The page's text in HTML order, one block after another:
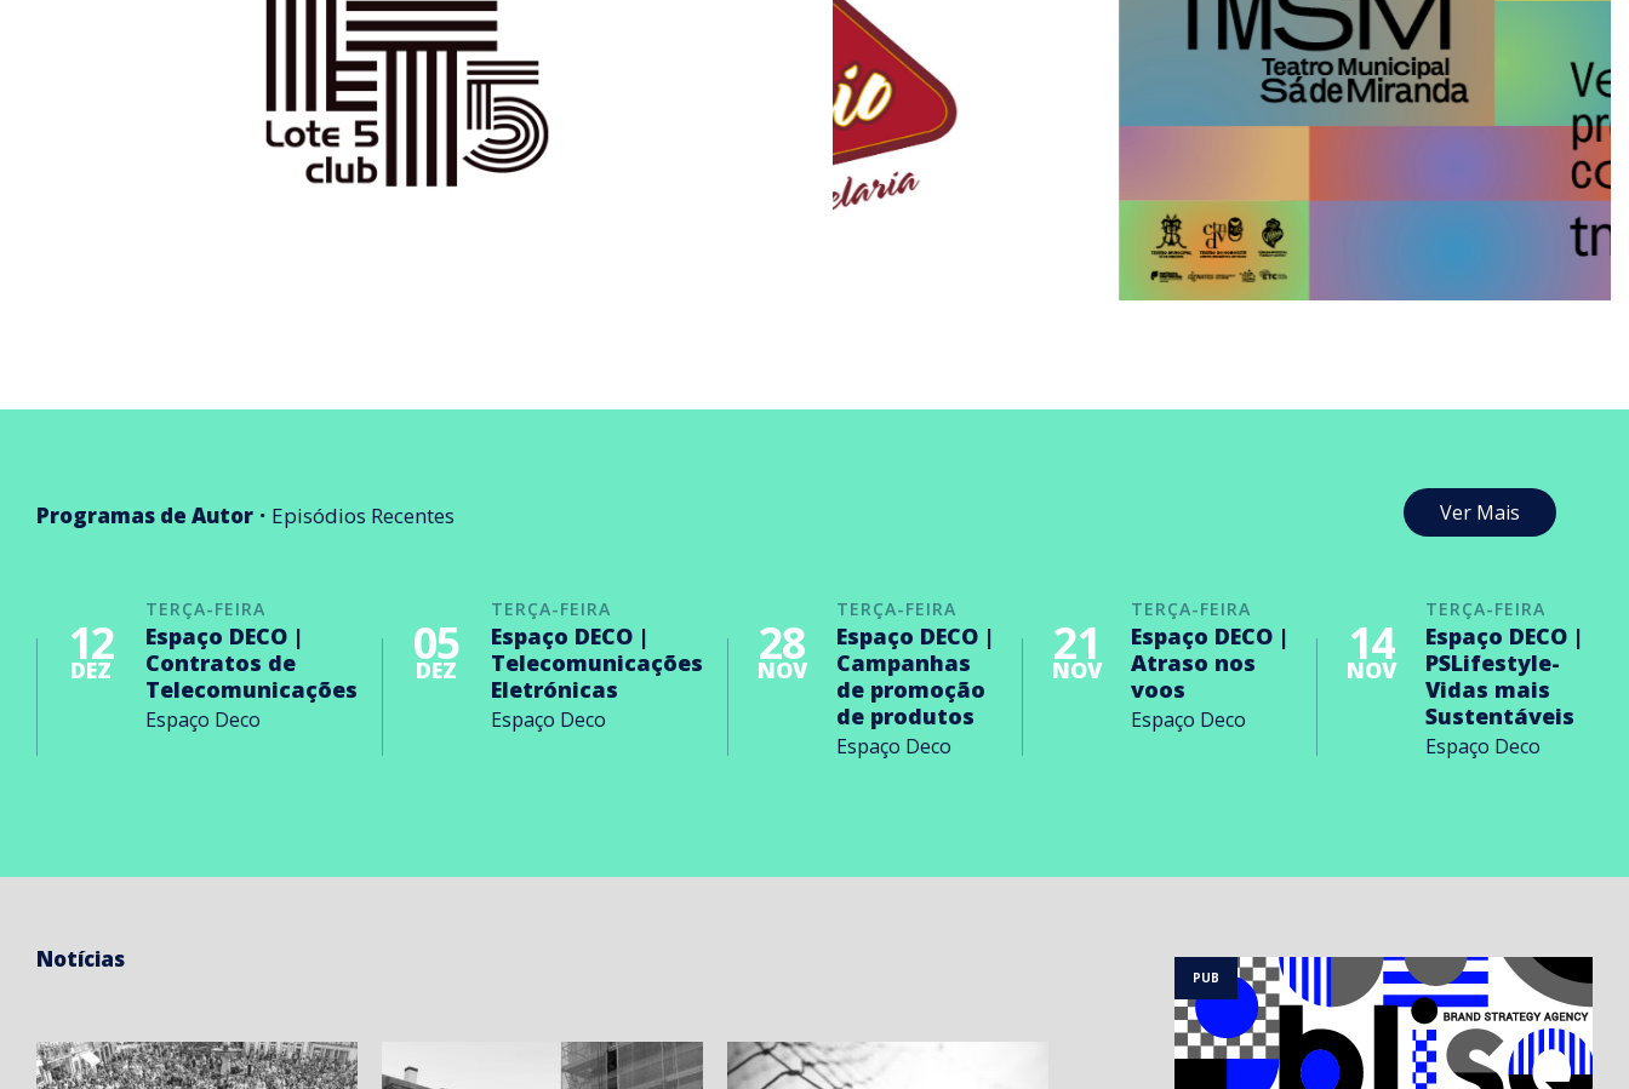
Programas de Autor Episódios Recentes Ver Mais
TERÇA-FEIRA
12
DEZ
Espaço DECO |
Contratos de
Telecomunicações
Espaço Deco
TERÇA-FEIRA
05
DEZ
Espaço DECO |
Telecomunicações
Eletrónicas
Espaço Deco
TERÇA-FEIRA
28
NOV
Espaço DECO |
Campanhas
de promoção
de produtos
Espaço Deco
TERÇA-FEIRA
21
NOV
Espaço DECO |
Atraso nos
voos
Espaço Deco
TERÇA-FEIRA
14
NOV
Espaço DECO |
PSLifestyle-
Vidas mais
Sustentáveis
Espaço Deco
Notícias